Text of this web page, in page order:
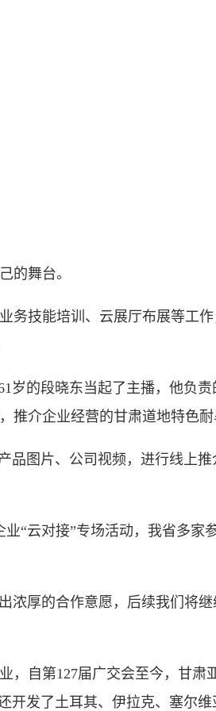
的舞台。
技能培训、云展厅布展等工作
的段晓东当起了主播，他负
推介企业经营的甘肃道地特色耐
图片、公司视频，进行线上
云对接”专场活动，我省多家
厚的合作意愿，后续我们将
自第127届广交会至今，甘肃
发了土耳其、伊拉克、塞尔维